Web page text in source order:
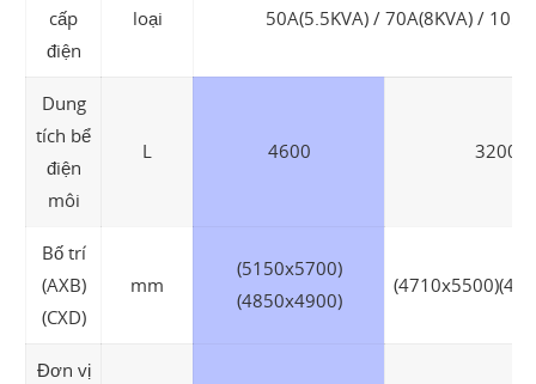
cấp
điện
loại 50A(5.5KVA) / 70A(8KVA) /
Dung
tích bể
điện
môi
L 4600 3200
Bố trí
(AXB)
(CXD)
mm
(5150x5700)
(4850x4900)
Đơn vị